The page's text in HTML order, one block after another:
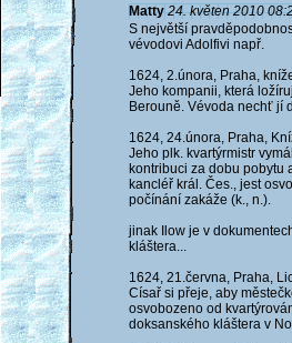
Matty 24. květen 2010
S největší
vévodovi Adolfivi např.
1624, 2.února, Praha,
Jeho kompanii, která
Berouně. Vévoda nechť jí
1624, 24.února, Praha,
Jeho plk. kvartýrmistr
kontribuci za dobu pobytu
kancléř král. Čes., jest
počínání zakáže (k., n.).
jinak Ilow je v
kláštera...
1624, 21.června, Praha,
Císař si přeje, aby
osvobozeno od
doksanského kláštera v